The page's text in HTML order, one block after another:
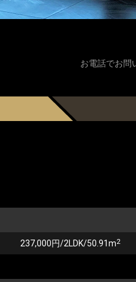
お電話でお問
237,000円/2LDK/50.91m2